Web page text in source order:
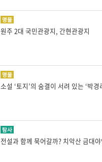
명물
원주 2대 국민관광지, 간현관광지
명물
소설 ‘토지’의 숨결이 서려 있는 ‘박경
탐사
전설과 함께 묵어갈까? 치악산 금대